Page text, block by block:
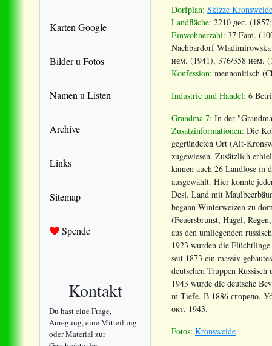
Karten Google
Bilder u Fotos
Namen u Listen
Archive
Links
Sitemap
Spende
Kontakt
Du hast eine Frage,
Anregung, eine Mitteilung
oder Material zur
Dorfplan: Skizze
Landfläche: 2210 дес.
Einwohnerzahl: 37 Fam.
Nachbardorf
нем. (1941), 376/358 нем.
Konfession: mennonitisch
Industrie und Handel: 6
Grandma 7: In der
Zusatzinformationen: Die
gegründeten Ort (Alt-
zugewiesen. Zusätzlich
kamen auch 26 Landlose in
ausgewählt. Hier konnte
Desj. Land mit
begann Winterweizen zu
(Feuersbrunst, Hagel,
aus den umliegenden
1923 wurden die
seit 1873 ein massiv
deutschen Truppen
1943 wurde die deutsche
m Tiefe. В 1886 сгорело.
окт. 1943.
Fotos: Kronsweide